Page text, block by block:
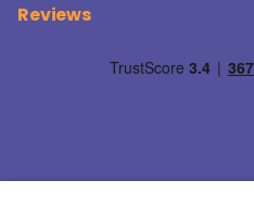
Reviews